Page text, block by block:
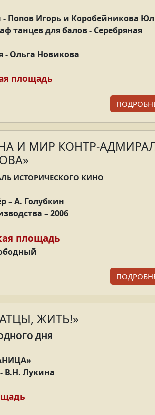
- Попов Игорь и Коробейникова
танцев для балов - Серебряная
- Ольга Новикова
площадь
И МИР КОНТР-
ИСТОРИЧЕСКОГО КИНО
– А. Голубкин
– 2006
площадь
ЖИТЬ!»
ДНЯ
В.Н. Лукина